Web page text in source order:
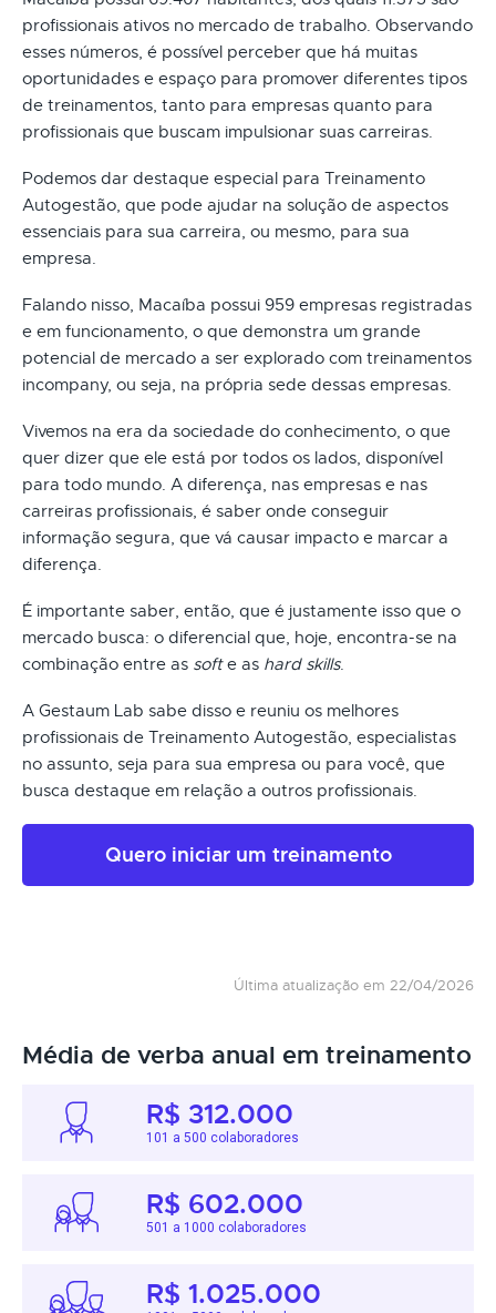
profissionais ativos no mercado de trabalho. Observando
esses números, é possível perceber que há muitas
oportunidades e espaço para promover diferentes tipos
de treinamentos, tanto para empresas quanto para
profissionais que buscam impulsionar suas carreiras.
Podemos dar destaque especial para Treinamento
Autogestão, que pode ajudar na solução de aspectos
essenciais para sua carreira, ou mesmo, para sua
empresa.
Falando nisso, Macaíba possui 959 empresas registradas
e em funcionamento, o que demonstra um grande
potencial de mercado a ser explorado com treinamentos
incompany, ou seja, na própria sede dessas empresas.
Vivemos na era da sociedade do conhecimento, o que
quer dizer que ele está por todos os lados, disponível
para todo mundo. A diferença, nas empresas e nas
carreiras profissionais, é saber onde conseguir
informação segura, que vá causar impacto e marcar a
diferença.
É importante saber, então, que é justamente isso que o
mercado busca: o diferencial que, hoje, encontra-se na
combinação entre as softe as hard skills.
A Gestaum Lab sabe disso e reuniu os melhores
profissionais de Treinamento Autogestão, especialistas
no assunto, seja para sua empresa ou para você, que
busca destaque em relação a outros profissionais.
Quero iniciar um treinamento
Última atualização em 22/04/2026
Média de verba anual em treinamento
R$ 312.000
101 a 500 colaboradores
R$ 602.000
501 a 1000 colaboradores
R$ 1.025.000